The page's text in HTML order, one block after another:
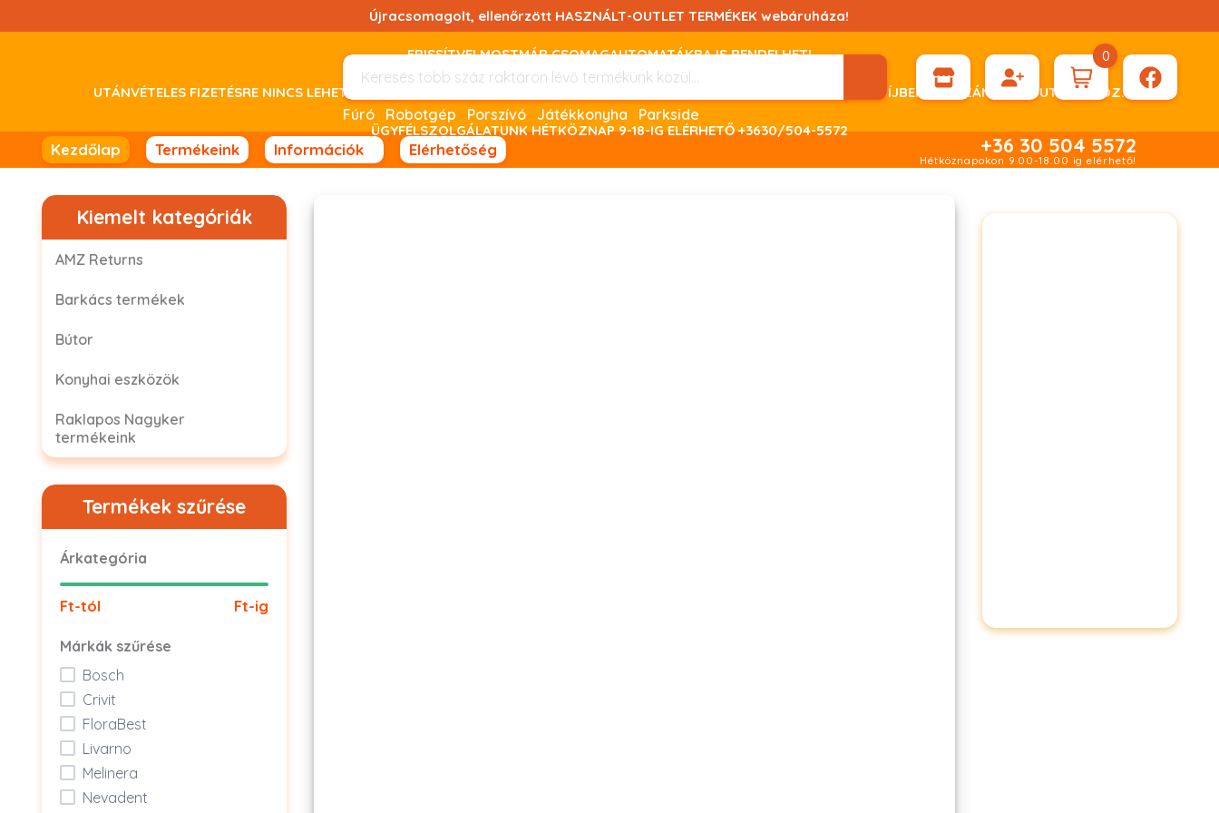
a
Újracsomagolt, ellenőrzött HASZNÁLT-OUTLET TERMÉKEK webáruháza!
FRISSÍTVE! MOSTMÁR CSOMAGAUTOMATÁKBA IS RENDELHET!
UTÁNVÉTELES FIZETÉSRE NINCS LEHETŐSÉG! FIZETNI ONLINE BANKKÁRTYÁVAL LEHETSÉGES, SZÜKSÉG ESETÉN KÉRHET DÍJBEKÉRŐ SZÁMLÁT ÁTUTALÁSHOZ.
ÜGYFÉLSZOLGÁLATUNK HÉTKÖZNAP 9-18-IG ELÉRHETŐ +3630/504-5572
Fúró Robotgép Porszívó Játékkonyha Parkside
0
Kezdőlap Termékeink Információk Elérhetőség +36 30 504 5572
Hétköznapokon 9.00-18.00 ig elérhető!
Kiemelt kategóriák
AMZ Returns
Barkács termékek
Bútor
Konyhai eszközök
Raklapos Nagyker
termékeink
Termékek szűrése
Árkategória
Ft-tól Ft-ig
Márkák szűrése
Bosch
Crivit
FloraBest
Livarno
Melinera
Nevadent